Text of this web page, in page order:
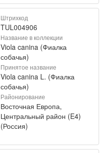
Штрихкод
TUL004906
Название в коллекции
Viola canina (Фиалка
собачья)
Принятое название
Viola canina L. (Фиалка
собачья)
Районирование
Восточная Европа,
Центральный район (E4)
(Россия)